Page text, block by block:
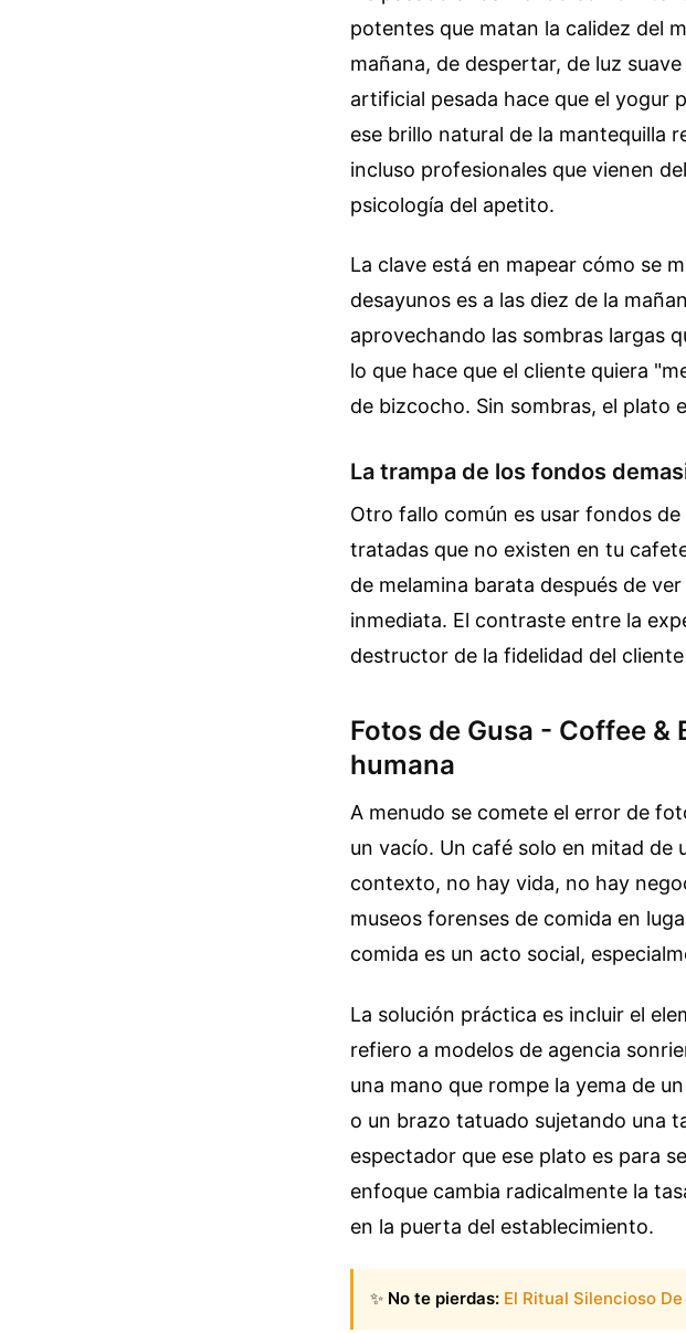
potentes que matan la calidez del
mañana, de despertar, de luz
artificial pesada hace que el yogur
ese brillo natural de la mantequilla
incluso profesionales que vienen
psicología del apetito.
La clave está en mapear cómo se
desayunos es a las diez de la
aprovechando las sombras largas
lo que hace que el cliente quiera
de bizcocho. Sin sombras, el plato
La trampa de los fondos
Otro fallo común es usar fondos
tratadas que no existen en tu
de melamina barata después de
inmediata. El contraste entre la
destructor de la fidelidad del
Fotos de Gusa - Coffee &
humana
A menudo se comete el error de
un vacío. Un café solo en mitad de
contexto, no hay vida, no hay
museos forenses de comida en
comida es un acto social,
La solución práctica es incluir el
refiero a modelos de agencia
una mano que rompe la yema de
o un brazo tatuado sujetando una
espectador que ese plato es para
enfoque cambia radicalmente la
en la puerta del establecimiento.
✨ No te pierdas: El Ritual Silencioso